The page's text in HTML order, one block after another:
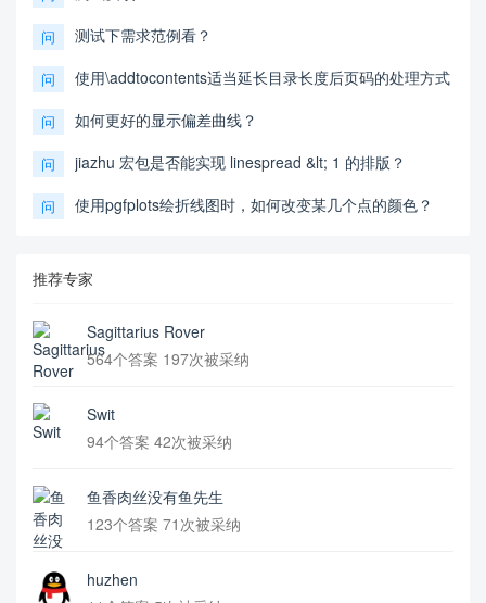
问 测试下需求范例看？
问 使用\addtocontents适当延长目录长度后页码的处理方式
问 如何更好的显示偏差曲线？
问 jiazhu 宏包是否能实现 linespread &lt; 1 的排版？
问 使用pgfplots绘折线图时，如何改变某几个点的颜色？
推荐专家
Sagittarius Rover
564个答案 197次被采纳
Swit
94个答案 42次被采纳
鱼香肉丝没有鱼先生
123个答案 71次被采纳
huzhen